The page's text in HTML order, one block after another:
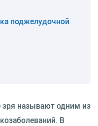
поджелудочной
называют одним из
В